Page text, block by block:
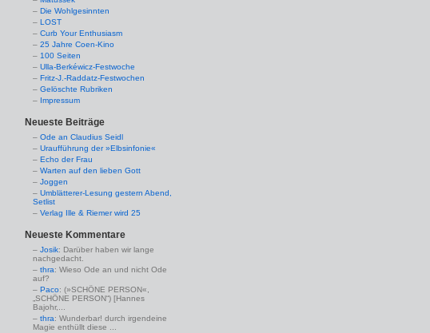
Die Wohlgesinnten
LOST
Curb Your Enthusiasm
25 Jahre Coen-Kino
100 Seiten
Ulla-Berkéwicz-Festwoche
Fritz-J.-Raddatz-Festwochen
Gelöschte Rubriken
Impressum
Neueste Beiträge
Ode an Claudius Seidl
Uraufführung der »Elbsinfonie«
Echo der Frau
Warten auf den lieben Gott
Joggen
Umblätterer-Lesung gestern Abend,
Setlist
Verlag Ille & Riemer wird 25
Neueste Kommentare
Josik: Darüber haben wir lange
nachgedacht.
thra: Wieso Ode an und nicht Ode
auf?
Paco: (»SCHÖNE PERSON«,
„SCHÖNE PERSON“) [Hannes
Bajohr,...
thra: Wunderbar! durch irgendeine
Magie enthüllt diese ...